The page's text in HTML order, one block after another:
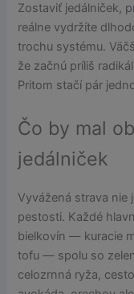
Zostaviť jedálniček,
reálne vydržíte
trochu systému.
že začnú príliš
Pritom stačí pár
Čo by mal
jedálniček
Vyvážená strava nie
pestosti. Každé
bielkovín — kuracie
tofu — spolu so
celozrnná ryža,